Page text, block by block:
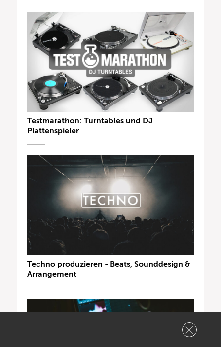
Testmarathon: Turntables und DJ
Plattenspieler
Techno produzieren - Beats, Sounddesign &
Arrangement